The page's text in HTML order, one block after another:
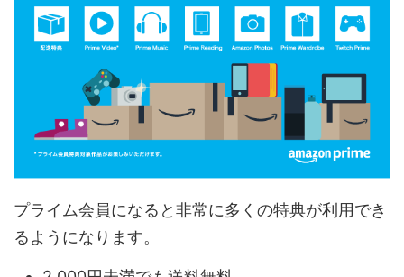
プライム会員になると非常に多くの特典が利用でき
るようになります。